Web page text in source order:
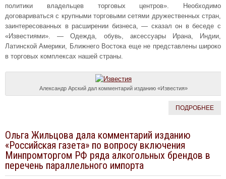
политики владельцев торговых центров». Необходимо
договариваться с крупными торговыми сетями дружественных стран,
заинтересованных в расширении бизнеса, — сказал он в беседе с
«Известиями». — Одежда, обувь, аксессуары Ирана, Индии,
Латинской Америки, Ближнего Востока еще не представлены широко
в торговых комплексах нашей страны.
Александр Арский дал комментарий изданию «Известия»
ПОДРОБНЕЕ
Ольга Жильцова дала комментарий изданию
«Российская газета» по вопросу включения
Минпромторгом РФ ряда алкогольных брендов в
перечень параллельного импорта